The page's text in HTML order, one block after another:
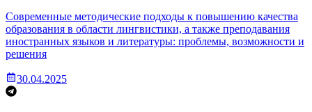
Современные методические подходы к повышению качества
образования в области лингвистики, а также преподавания
иностранных языков и литературы: проблемы, возможности и
решения
30.04.2025